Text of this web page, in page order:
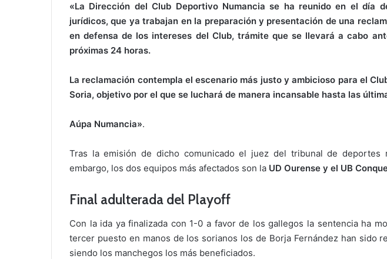
«La Dirección del Club Deportivo Numancia se ha reunido en el día
jurídicos, que ya trabajan en la preparación y presentación de una
en defensa de los intereses del Club, trámite que se llevará a cabo
próximas 24 horas.
La reclamación contempla el escenario más justo y ambicioso para el
Soria, objetivo por el que se luchará de manera incansable hasta las
Aúpa Numancia».
Tras la emisión de dicho comunicado el juez del tribunal de deportes
embargo, los dos equipos más afectados son la UD Ourense y el UB
Final adulterada del Playoff
Con la ida ya finalizada con 1-0 a favor de los gallegos la sentencia ha
tercer puesto en manos de los sorianos los de Borja Fernández han sido
siendo los manchegos los más beneficiados.